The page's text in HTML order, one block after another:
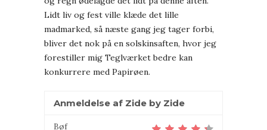
Lidt liv og fest ville klæde det lille
madmarked, så næste gang jeg tager forbi,
bliver det nok på en solskinsaften, hvor jeg
forestiller mig Teglværket bedre kan
konkurrere med Papirøen.
Anmeldelse af Zide by Zide
Bøf